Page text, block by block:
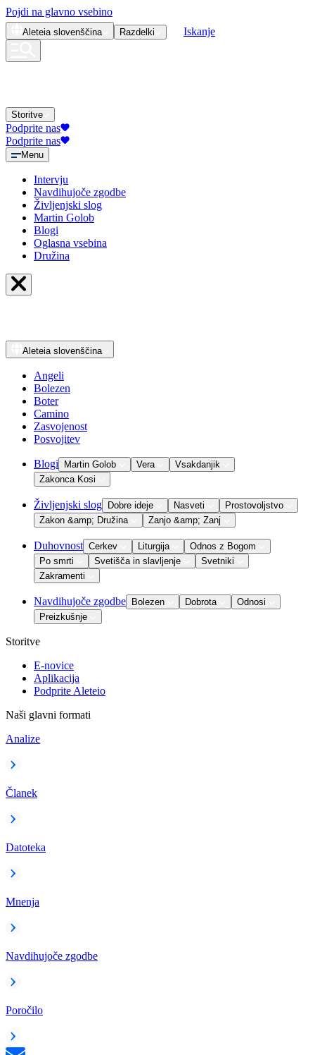
Pojdi na glavno vsebino
Aleteia slovenščina Razdelki Iskanje
Storitve
Podprite nas
Podprite nas
Menu
Intervju
Navdihujoče zgodbe
Življenjski slog
Martin Golob
Blogi
Oglasna vsebina
Družina
Aleteia slovenščina
Angeli
Bolezen
Boter
Camino
Zasvojenost
Posvojitev
Blogi Martin Golob Vera
Vsakdanjik
Zakonca Kosi
Življenjski slog Dobre ideje Nasveti
Prostovoljstvo
Zakon &amp; Družina
Zanjo &amp; Zanj
Duhovnost Cerkev Liturgija
Odnos z Bogom
Po smrti
Svetišča in slavljenje
Svetniki
Zakramenti
Navdihujoče zgodbe Bolezen Dobrota
Odnosi
Preizkušnje
Storitve
E-novice
Aplikacija
Podprite Aleteio
Naši glavni formati
Analize
Članek
Datoteka
Mnenja
Navdihujoče zgodbe
Poročilo